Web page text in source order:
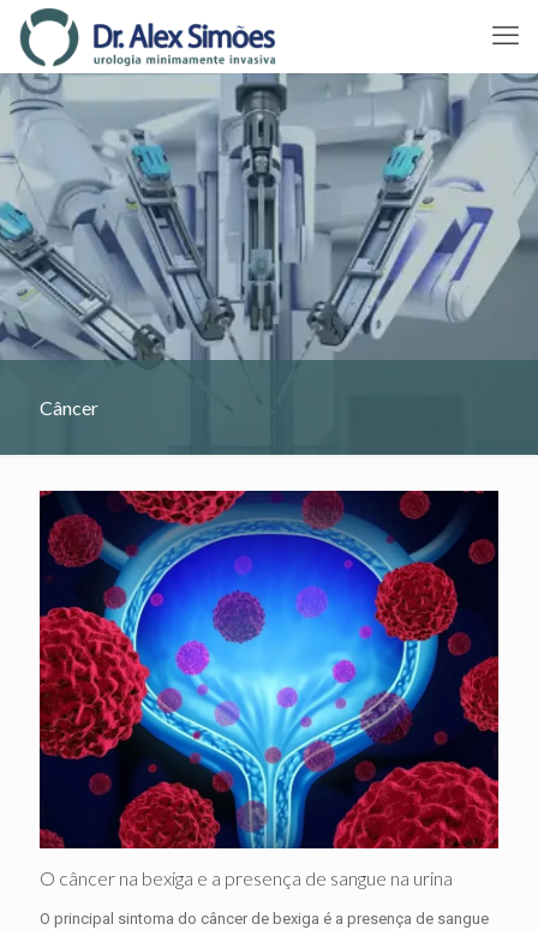
Câncer
O câncer na bexiga e a presença de sangue na urina
O principal sintoma do câncer de bexiga é a presença de sangue